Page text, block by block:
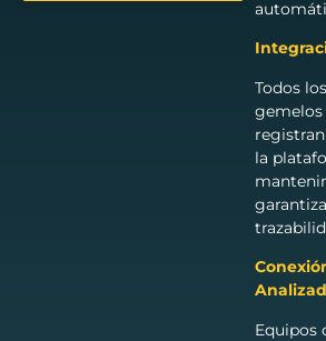
Todos
la
Equipos